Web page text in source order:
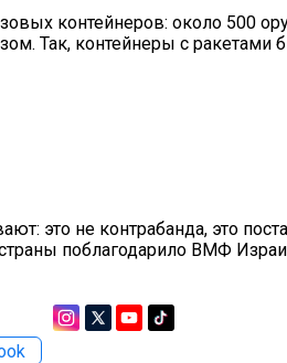
контейнеров: около 500
Так, контейнеры с
это не контрабанда, это
поблагодарило ВМФ